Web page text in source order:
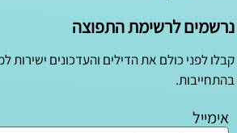
נרשמים לרשימת התפוצה
קבלו לפני כולם את הדילים והעדכונים ישירות
בהתחייבות.
אימייל